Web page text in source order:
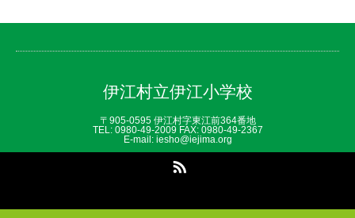
伊江村立伊江小学校
〒905-0595 伊江村字東江前364番地
TEL: 0980‐49‐2009 FAX: 0980‐49‐2367
E-mail: iesho@iejima.org